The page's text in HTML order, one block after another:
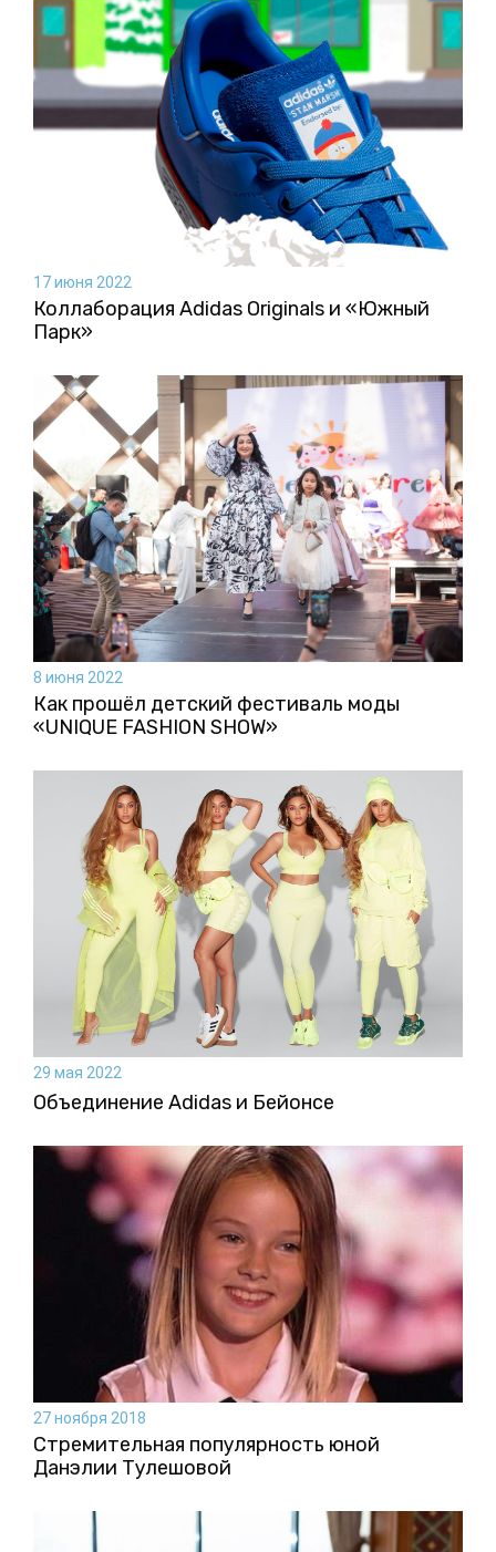
17 июня 2022
Коллаборация Аdidas Originals и «Южный
Парк»
8 июня 2022
Как прошёл детский фестиваль моды
«UNIQUE FASHION SHOW»
29 мая 2022
Объединение Adidas и Бейонсе
27 ноября 2018
Стремительная популярность юной
Данэлии Тулешовой